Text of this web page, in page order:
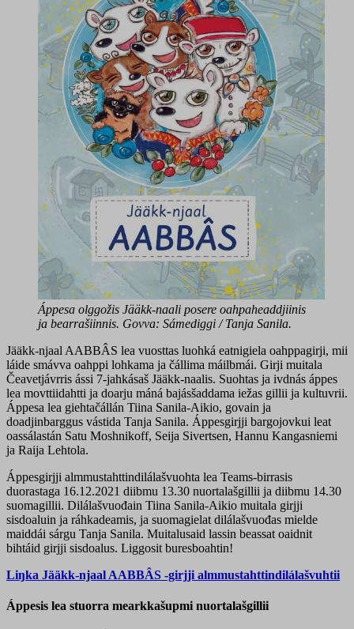
Áppesa olggožis Jääkk-naali posere oahpaheaddjiinis
ja bearrašiinnis. Govva: Sámediggi / Tanja Sanila.
Jääkk-njaal AABBÂS lea vuosttas luohká eatnigiela oahppagirji, mii
láide smávva oahppi lohkama ja čállima máilbmái. Girji muitala
Čeavetjávrris ássi 7-jahkásaš Jääkk-naalis. Suohtas ja ivdnás áppes
lea movttiidahtti ja doarju máná bajásšaddama iežas gillii ja kultuvrii.
Áppesa lea giehtačállán Tiina Sanila-Aikio, govain ja
doadjinbarggus vástida Tanja Sanila. Áppesgirjji bargojovkui leat
oassálastán Satu Moshnikoff, Seija Sivertsen, Hannu Kangasniemi
ja Raija Lehtola.
Áppesgirjji almmustahttindilálašvuohta lea Teams-birrasis
duorastaga 16.12.2021 diibmu 13.30 nuortalašgillii ja diibmu 14.30
suomagillii. Dilálašvuođain Tiina Sanila-Aikio muitala girjji
sisdoaluin ja ráhkadeamis, ja suomagielat dilálašvuođas mielde
maiddái sárgu Tanja Sanila. Muitalusaid lassin beassat oaidnit
bihtáid girjji sisdoalus. Liggosit buresboahtin!
Liŋka Jääkk-njaal AABBÂS -girjji almmustahttindilálašvuhtii
Áppesis lea stuorra mearkkašupmi nuortalašgillii